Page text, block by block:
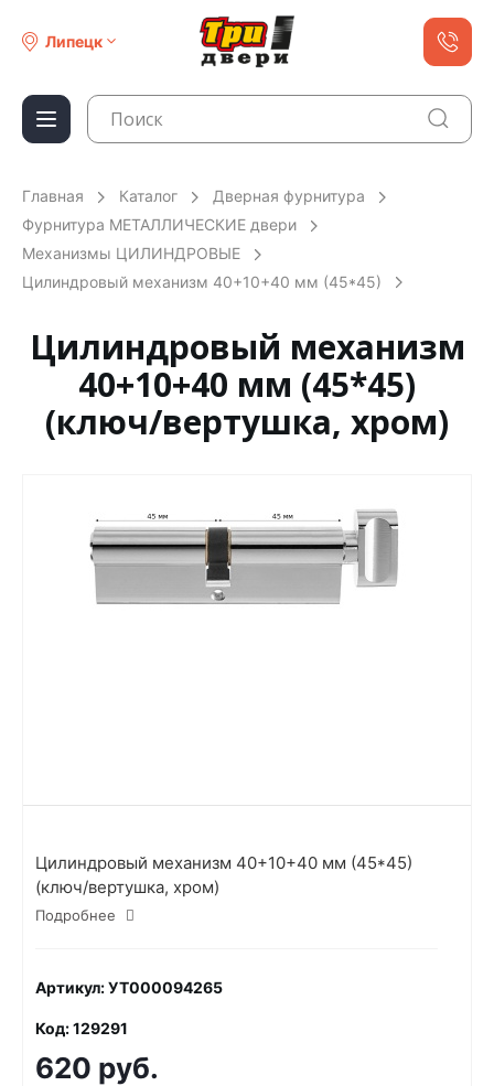
Липецк
Главная Каталог
Дверная фурнитура
Фурнитура МЕТАЛЛИЧЕСКИЕ двери
Механизмы ЦИЛИНДРОВЫЕ
Цилиндровый механизм 40+10+40 мм (45*45)
Цилиндровый механизм
40+10+40 мм (45*45)
(ключ/вертушка, хром)
Цилиндровый механизм 40+10+40 мм (45*45)
(ключ/вертушка, хром)
Подробнее
Артикул: УТ000094265
Код: 129291
620 руб.